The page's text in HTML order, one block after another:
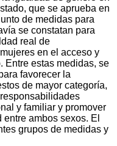
que se aprueba en
de medidas para
se constatan para
real de
en el acceso y
Entre estas medidas, se
favorecer la
de mayor categoría,
y familiar y promover
ambos sexos. El
grupos de medidas y